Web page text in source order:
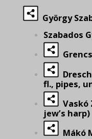
György
Szabados
fl., pipes,
jew’s harp)
Mákó